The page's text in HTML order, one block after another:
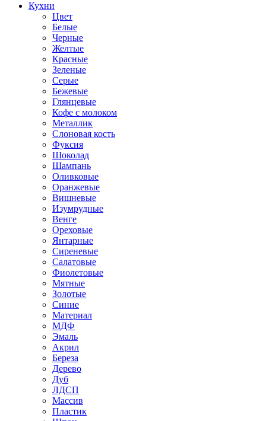
Кухни
Цвет
Белые
Черные
Желтые
Красные
Зеленые
Серые
Бежевые
Глянцевые
Кофе с молоком
Металлик
Слоновая кость
Фуксия
Шоколад
Шампань
Оливковые
Оранжевые
Вишневые
Изумрудные
Венге
Ореховые
Янтарные
Сиреневые
Салатовые
Фиолетовые
Мятные
Золотые
Синие
Материал
МДФ
Эмаль
Акрил
Береза
Дерево
Дуб
ЛДСП
Массив
Пластик